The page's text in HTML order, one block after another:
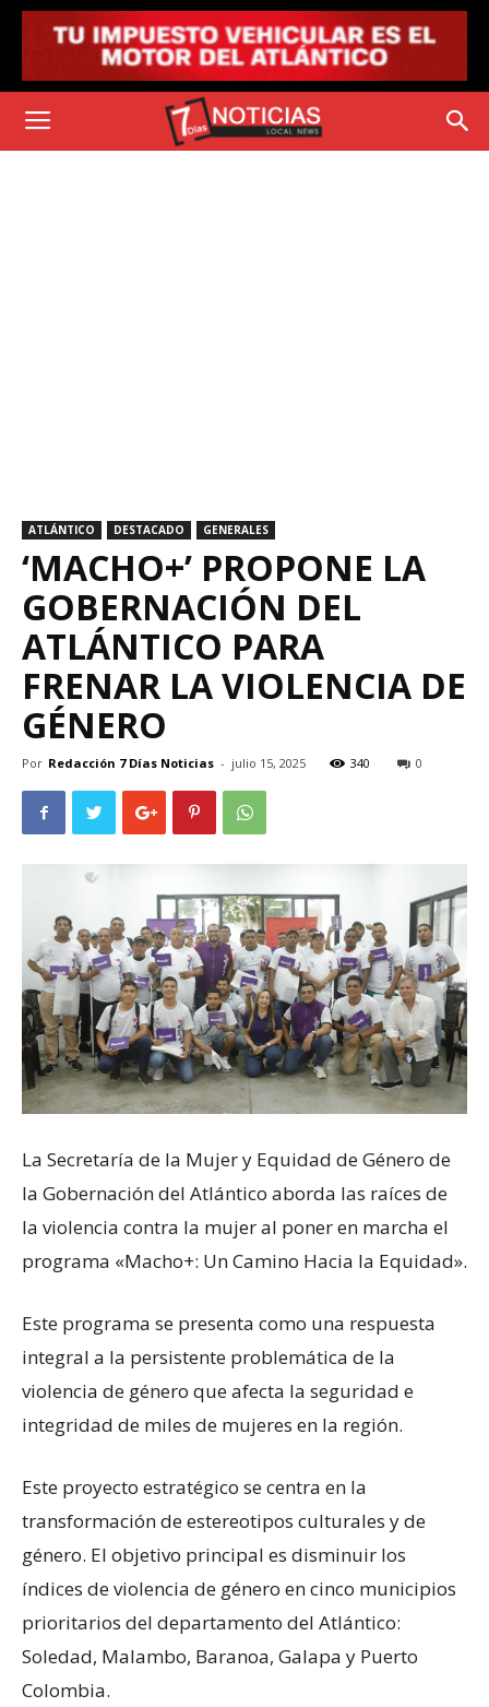
ATLÁNTICO DESTACADO GENERALES
‘MACHO+’ PROPONE LA
GOBERNACIÓN DEL
ATLÁNTICO PARA
FRENAR LA VIOLENCIA DE
GÉNERO
Por Redacción 7 Días Noticias - julio 15, 2025 340 0
La Secretaría de la Mujer y Equidad de Género de
la Gobernación del Atlántico aborda las raíces de
la violencia contra la mujer al poner en marcha el
programa «Macho+: Un Camino Hacia la Equidad».
Este programa se presenta como una respuesta
integral a la persistente problemática de la
violencia de género que afecta la seguridad e
integridad de miles de mujeres en la región.
Este proyecto estratégico se centra en la
transformación de estereotipos culturales y de
género. El objetivo principal es disminuir los
índices de violencia de género en cinco municipios
prioritarios del departamento del Atlántico:
Soledad, Malambo, Baranoa, Galapa y Puerto
Colombia.